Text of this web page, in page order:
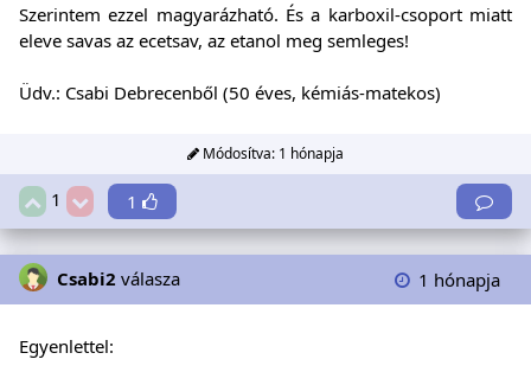
Szerintem ezzel magyarázható. És a karboxil-csoport miatt
eleve savas az ecetsav, az etanol meg semleges!
Üdv.: Csabi Debrecenből (50 éves, kémiás-matekos)
Módosítva: 1 hónapja
1 1
Csabi2 válasza 1 hónapja
Egyenlettel: